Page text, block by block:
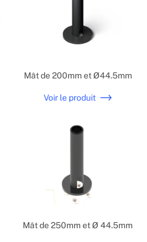
Mât de 200mm et Ø44.5mm
Voir le produit
Mât de 250mm et Ø 44.5mm